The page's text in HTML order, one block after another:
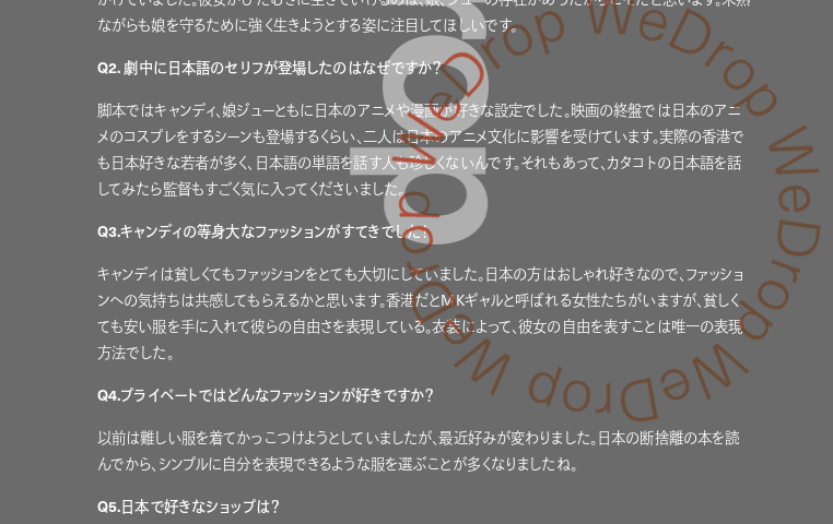
ながらも娘を守るために強く生きようとする姿に注目してほしいです。
Q2. 劇中に日本語のセリフが登場したのはなぜですか？
脚本ではキャンディ、娘ジューともに日本のアニメや漫画が好きな設定でした。映画の終盤では日本のアニ
メのコスプレをするシーンも登場するくらい、二人は日本のアニメ文化に影響を受けています。実際の香港で
も日本好きな若者が多く、日本語の単語を話す人も珍しくないんです。それもあって、カタコトの日本語を話
してみたら監督もすごく気に入ってくださいました。
Q3.キャンディの等身大なファッションがすてきでした！
キャンディは貧しくてもファッションをとても大切にしていました。日本の方はおしゃれ好きなので、ファッショ
ンへの気持ちは共感してもらえるかと思います。香港だとMKギャルと呼ばれる女性たちがいますが、貧しく
ても安い服を手に入れて彼らの自由さを表現している。衣装によって、彼女の自由を表すことは唯一の表現
方法でした。
Q4.プライベートではどんなファッションが好きですか？
以前は難しい服を着てかっこつけようとしていましたが、最近好みが変わりました。日本の断捨離の本を読
んでから、シンプルに自分を表現できるような服を選ぶことが多くなりましたね。
Q5.日本で好きなショップは？